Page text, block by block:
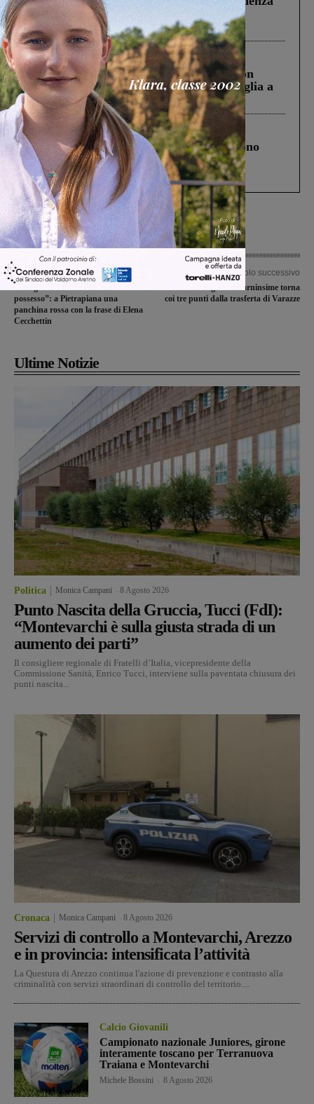
Pnrr, il gruppo di Fratelli d’Italia: “Un
ringraziamento al Governo”
Cronaca 3 Agosto 2026
Scomparso da una struttura di Castiglion
Fiorentino l’uomo che aveva ucciso la figlia a
Levane nel 2020
Cronaca 4 Agosto 2026
Un anno fa la strage in A1 in cui morirono
Gianni, Giulia e Franco. Lo schianto, il
processo, lo stop ai sorpassi fra tir....
Articolo precedente
possesso”: a Pietrapiana una
panchina rossa con la frase di Elena
Cecchettin
Articolo successivo
La Unomaglia Valdarninsime torna
coi tre punti dalla trasferta di Varazze
Ultime Notizie
Politica Monica Campani 8 Agosto 2026
Punto Nascita della Gruccia, Tucci (FdI):
“Montevarchi è sulla giusta strada di un
aumento dei parti”
Il consigliere regionale di Fratelli d’Italia, vicepresidente della
Commissione Sanità, Enrico Tucci, interviene sulla paventata chiusura dei
punti nascita...
Cronaca Monica Campani 8 Agosto 2026
Servizi di controllo a Montevarchi, Arezzo
e in provincia: intensificata l’attività
La Questura di Arezzo continua l'azione di prevenzione e contrasto alla
criminalità con servizi straordinari di controllo del territorio....
Calcio Giovanili
Campionato nazionale Juniores, girone
interamente toscano per Terranuova
Traiana e Montevarchi
Michele Bossini 8 Agosto 2026